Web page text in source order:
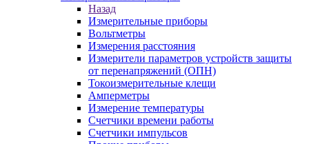
Назад
Измерительные приборы
Вольтметры
Измерения расстояния
Измерители параметров устройств защиты
от перенапряжений (ОПН)
Токоизмерительные клещи
Амперметры
Измерение температуры
Счетчики времени работы
Счетчики импульсов